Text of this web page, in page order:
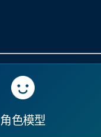
角色模型